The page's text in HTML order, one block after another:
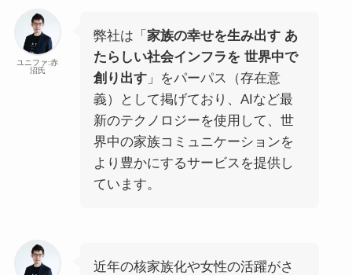
ユニファ:赤
沼氏
弊社は「 家族の幸せを生み出す あ
たらしい社会インフラを 世界中で
創り出す」をパーパス（存在意
義）として掲げており、AIなど最
新のテクノロジーを使用して、世
界中の家族コミュニケーションを
より豊かにするサービスを提供し
ています。
近年の核家族化や女性の活躍がさ